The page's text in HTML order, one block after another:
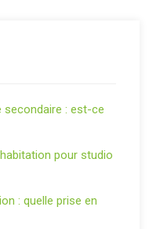
secondaire : est-ce
pour studio
: quelle prise en